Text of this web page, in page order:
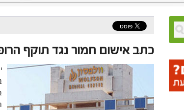
כתב אישום חמור נגד תוקף